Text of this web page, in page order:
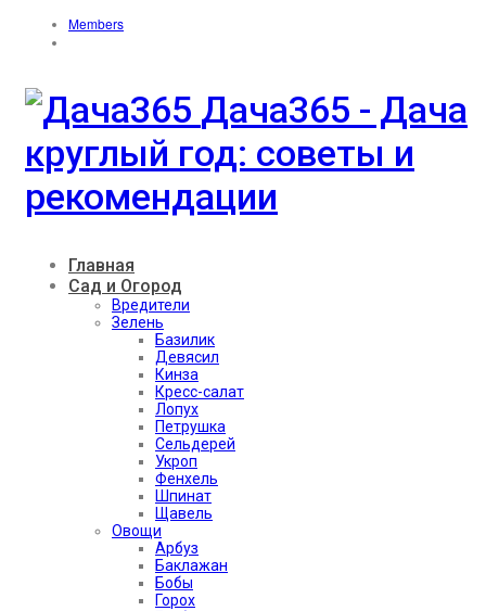
Members
Дача365 - Дача
круглый год: советы и
рекомендации
Главная
Сад и Огород
Вредители
Зелень
Базилик
Девясил
Кинза
Кресс-салат
Лопух
Петрушка
Сельдерей
Укроп
Фенхель
Шпинат
Щавель
Овощи
Арбуз
Баклажан
Бобы
Горох